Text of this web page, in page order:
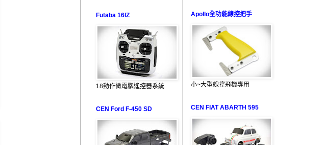
Futaba 16IZ
18動作微電腦遙控器系統
CEN Ford F-450 SD
Apollo全功能線控把手
小~大型線控飛機專用
CEN FIAT ABARTH 595